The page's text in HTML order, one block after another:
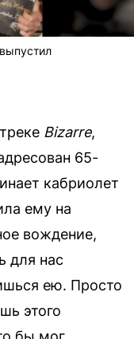
Bizarre,
65-
кабриолет
ему на
вождение,
для нас
ею. Просто
этого